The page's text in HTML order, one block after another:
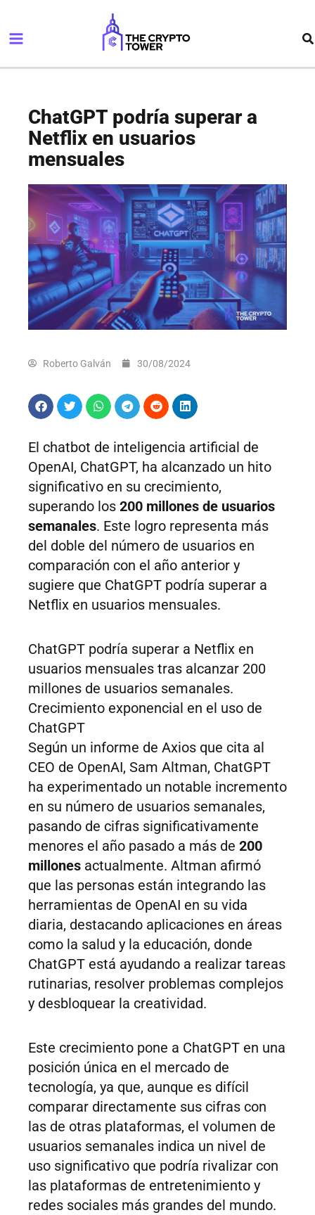
contenido
Menu
ChatGPT podría superar a
Netflix en usuarios
mensuales
Roberto Galván 30/08/2024
El chatbot de inteligencia artificial de
OpenAI, ChatGPT, ha alcanzado un hito
significativo en su crecimiento,
superando los 200 millones de usuarios
semanales. Este logro representa más
del doble del número de usuarios en
comparación con el año anterior y
sugiere que ChatGPT podría superar a
Netflix en usuarios mensuales.
ChatGPT podría superar a Netflix en
usuarios mensuales tras alcanzar 200
millones de usuarios semanales.
Crecimiento exponencial en el uso de
ChatGPT
Según un informe de Axios que cita al
CEO de OpenAI, Sam Altman, ChatGPT
ha experimentado un notable incremento
en su número de usuarios semanales,
pasando de cifras significativamente
menores el año pasado a más de 200
millones actualmente. Altman afirmó
que las personas están integrando las
herramientas de OpenAI en su vida
diaria, destacando aplicaciones en áreas
como la salud y la educación, donde
ChatGPT está ayudando a realizar tareas
rutinarias, resolver problemas complejos
y desbloquear la creatividad.
Este crecimiento pone a ChatGPT en una
posición única en el mercado de
tecnología, ya que, aunque es difícil
comparar directamente sus cifras con
las de otras plataformas, el volumen de
usuarios semanales indica un nivel de
uso significativo que podría rivalizar con
las plataformas de entretenimiento y
redes sociales más grandes del mundo.